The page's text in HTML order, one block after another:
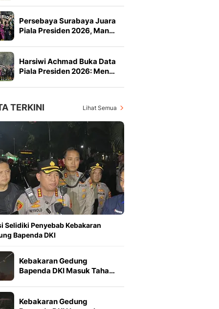
Persebaya Surabaya Juara
Piala Presiden 2026, Man…
Harsiwi Achmad Buka Data
Piala Presiden 2026: Men…
TERKINI Lihat Semua
Selidiki Penyebab Kebakaran
Bapenda DKI
Kebakaran Gedung
Bapenda DKI Masuk Taha…
Kebakaran Gedung